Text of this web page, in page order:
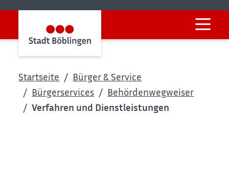
Startseite
Bürger & Service
Bürgerservices
Behördenwegweiser
Verfahren und Dienstleistungen